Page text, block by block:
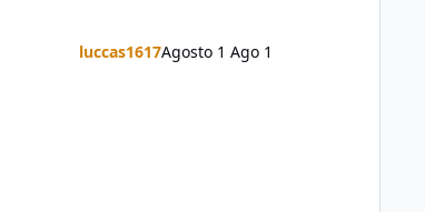
luccas1617Agosto 1 Ago 1